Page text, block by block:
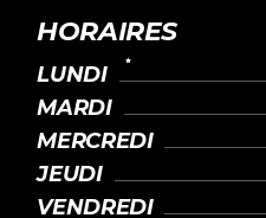
HORAIRES
LUNDI
MARDI
MERCREDI
JEUDI
VENDREDI